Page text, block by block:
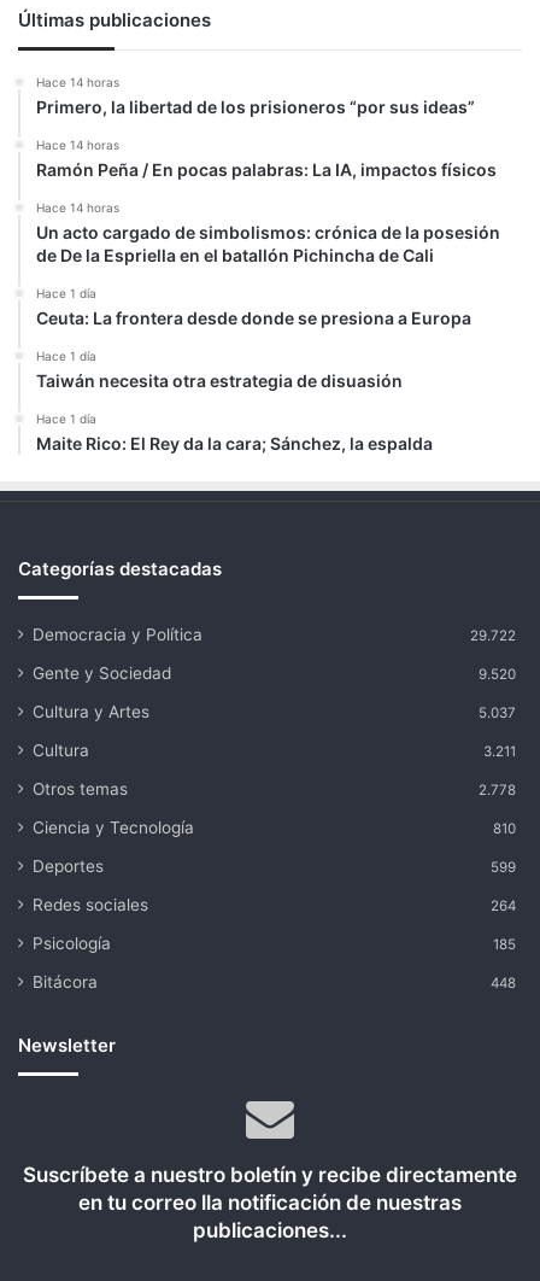
Últimas publicaciones
Hace 14 horas
Primero, la libertad de los prisioneros “por sus ideas”
Hace 14 horas
Ramón Peña / En pocas palabras: La IA, impactos físicos
Hace 14 horas
Un acto cargado de simbolismos: crónica de la posesión
de De la Espriella en el batallón Pichincha de Cali
Hace 1 día
Ceuta: La frontera desde donde se presiona a Europa
Hace 1 día
Taiwán necesita otra estrategia de disuasión
Hace 1 día
Maite Rico: El Rey da la cara; Sánchez, la espalda
Categorías destacadas
Democracia y Política 29.722
Gente y Sociedad 9.520
Cultura y Artes 5.037
Cultura 3.211
Otros temas 2.778
Ciencia y Tecnología 810
Deportes 599
Redes sociales 264
Psicología 185
Bitácora 448
Newsletter
Suscríbete a nuestro boletín y recibe directamente
en tu correo lla notificación de nuestras
publicaciones...